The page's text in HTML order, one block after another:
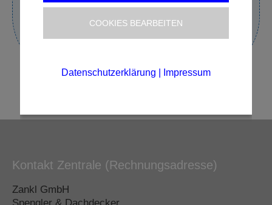
Bitte
Kontakt Zentrale (Rechnungsadresse)
Zankl GmbH
COOKIES BEARBEITEN
Datenschutzerklärung Impressum